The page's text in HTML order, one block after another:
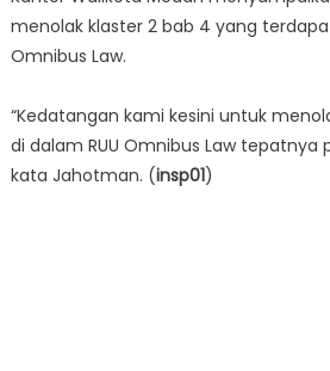
menolak klaster 2 bab 4 yang
Omnibus Law.
“Kedatangan kami kesini untuk
di dalam RUU Omnibus Law tepatnya
kata Jahotman. (insp01)